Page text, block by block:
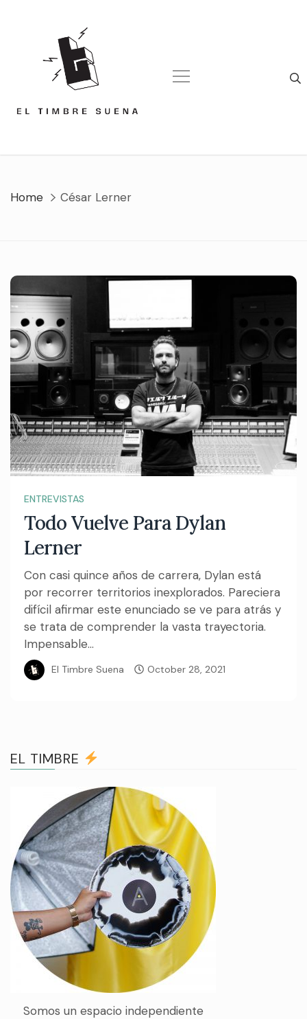
Home César Lerner
ENTREVISTAS
Todo Vuelve Para Dylan
Lerner
Con casi quince años de carrera, Dylan está
por recorrer territorios inexplorados. Pareciera
difícil afirmar este enunciado se ve para atrás y
se trata de comprender la vasta trayectoria.
Impensable...
El Timbre Suena October 28, 2021
EL TIMBRE
Somos un espacio independiente